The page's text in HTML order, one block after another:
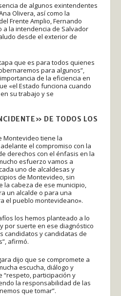
de algunos exintendentes
Olivera, así como la
Frente Amplio, Fernando
a la intendencia de Salvador
desde el exterior de
que es para todos quienes
para algunos”,
de la eficiencia en
«el Estado funciona cuando
su trabajo y se
DE TODOS LOS
Montevideo tiene la
el compromiso con la
derechos con el énfasis en la
esfuerzo vamos a
uno de alcaldesas y
de Montevideo, sin
la cabeza de ese municipio,
un alcalde o para una
el pueblo montevideano».
los hemos planteado a lo
por suerte en ese diagnóstico
candidatos y candidatas de
afirmó.
dijo que se compromete a
escucha, diálogo y
“respeto, participación y
la responsabilidad de las
que tomar”.